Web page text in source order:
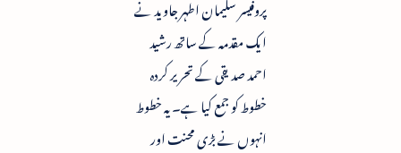
پروفیسر سلیمان اطہر جاوید نے
ایک مقدمہ کے ساتھ رشید
احمد صدیقی کے تحریر کردہ
خطوط کو جمع کیا ہے۔ یہ خطوط
انہوں نے بڑی محنت اور